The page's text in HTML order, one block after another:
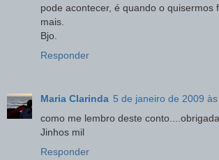
pode acontecer, é quando o quisermos
mais.
Bjo.
Responder
Maria Clarinda 5 de janeiro de 2009
como me lembro deste
Jinhos mil
Responder